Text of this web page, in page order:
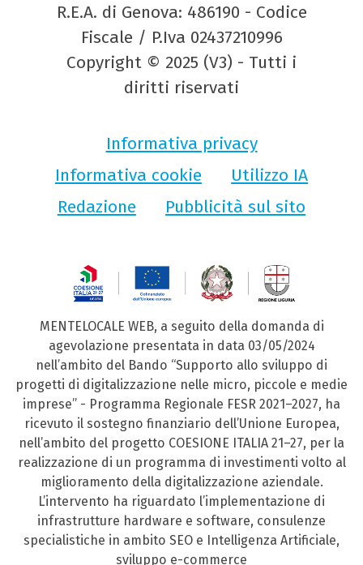
R.E.A. di Genova: 486190 - Codice
Fiscale / P.Iva 02437210996
Copyright © 2025 (V3) - Tutti i
diritti riservati
Informativa privacy
Informativa cookie
Utilizzo IA
Redazione
Pubblicità sul sito
MENTELOCALE WEB, a seguito della domanda di
agevolazione presentata in data 03/05/2024
nell’ambito del Bando “Supporto allo sviluppo di
progetti di digitalizzazione nelle micro, piccole e medie
imprese” - Programma Regionale FESR 2021–2027, ha
ricevuto il sostegno finanziario dell’Unione Europea,
nell’ambito del progetto COESIONE ITALIA 21–27, per la
realizzazione di un programma di investimenti volto al
miglioramento della digitalizzazione aziendale.
L’intervento ha riguardato l’implementazione di
infrastrutture hardware e software, consulenze
specialistiche in ambito SEO e Intelligenza Artificiale,
sviluppo e-commerce